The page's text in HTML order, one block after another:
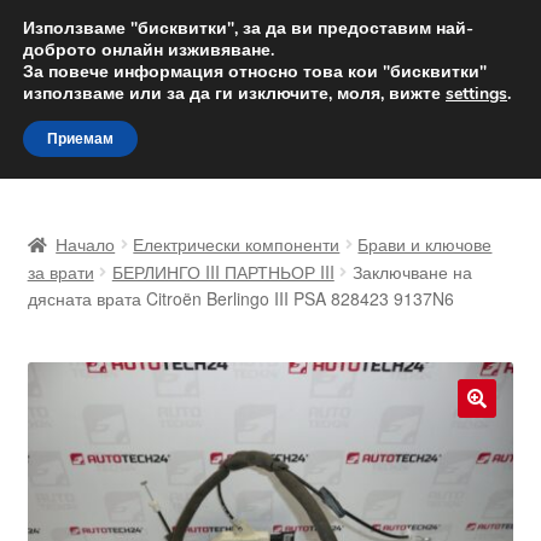
ДОСТАВКА от 12 лв.
Доставка по целия свят
Skip
to
navigation
Skip
to
content
Доставка по целия свят
Количка
Начало Електрически компоненти
Брави и ключове
за врати
БЕРЛИНГО III ПАРТНЬОР III
Заключване на
дясната врата Citroën Berlingo III PSA 828423 9137N6
Използваме "бисквитки", за да ви предоставим най-
доброто онлайн изживяване.
За повече информация относно това кои "бисквитки"
използваме или за да ги изключите, моля, вижте settings.
Приемам